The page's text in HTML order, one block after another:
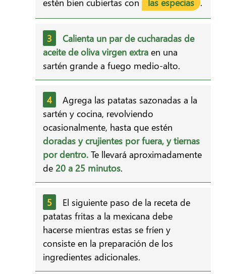
Calienta un par de cucharadas de
aceite de oliva virgen extra en una
sartén grande a fuego medio-alto.
Agrega las patatas sazonadas a la
sartén y cocina, revolviendo
ocasionalmente, hasta que estén
doradas y crujientes por fuera, y tiernas
por dentro. Te llevará aproximadamente
de 20 a 25 minutos.
El siguiente paso de la receta de
patatas fritas a la mexicana debe
hacerse mientras estas se fríen y
consiste en la preparación de los
ingredientes adicionales.